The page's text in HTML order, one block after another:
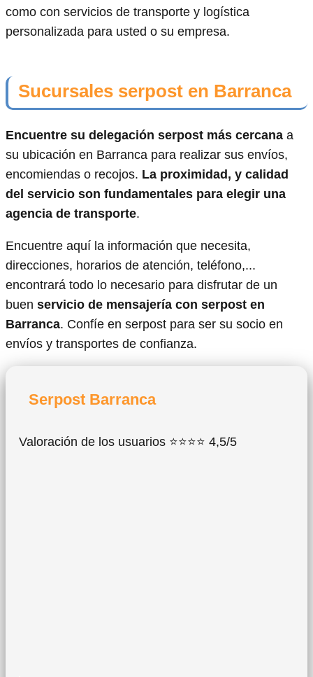
como con servicios de transporte y logística
personalizada para usted o su empresa.
Sucursales serpost en Barranca
Encuentre su delegación serpost más cercana a
su ubicación en Barranca para realizar sus envíos,
encomiendas o recojos. La proximidad, y calidad
del servicio son fundamentales para elegir una
agencia de transporte.
Encuentre aquí la información que necesita,
direcciones, horarios de atención, teléfono,...
encontrará todo lo necesario para disfrutar de un
buen servicio de mensajería con serpost en
Barranca. Confíe en serpost para ser su socio en
envíos y transportes de confianza.
Serpost Barranca
Valoración de los usuarios ⭐⭐⭐⭐ 4,5/5